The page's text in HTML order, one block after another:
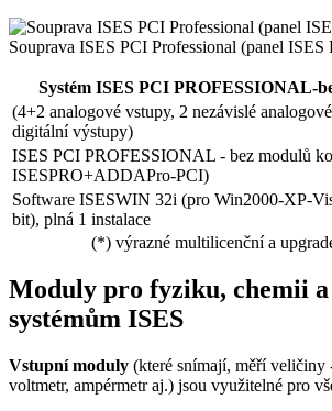
Souprava ISES PCI Professional (panel ISES
Systém ISES PCI PROFESSIONAL-
(4+2 analogové vstupy, 2 nezávislé
digitální výstupy)
ISES PCI PROFESSIONAL - bez modulů
ISESPRO+ADDAPro-PCI)
Software ISESWIN 32i (pro Win2000-XP-
bit), plná 1 instalace
(*) výrazné multilicenční a
Moduly pro fyziku, chemii
systémům ISES
Vstupní moduly (které snímají, měří veličiny
voltmetr, ampérmetr aj.) jsou využitelné pro